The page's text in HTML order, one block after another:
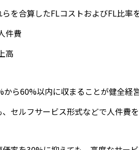
を合算したFLコストおよびFL比率
件費
高
ら60%以内に収まることが健全経
セルフサービス形式などで人件費